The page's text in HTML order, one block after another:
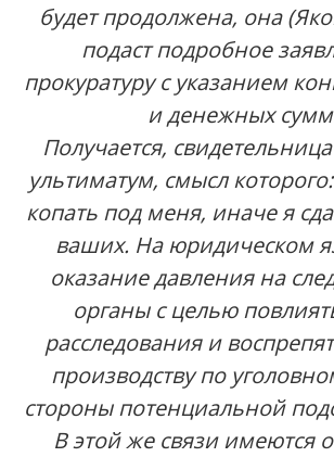
будет продолжена, она
подаст подробное
прокуратуру с указанием
и денежных
Получается,
ультиматум, смысл
копать под меня, иначе я
ваших. На юридическом
оказание давления на
органы с целью
расследования и
производству по
стороны потенциальной
В этой же связи имеются